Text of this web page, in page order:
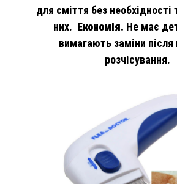
для сміття без
них. Економія. Не має
вимагають заміни
розчісування.